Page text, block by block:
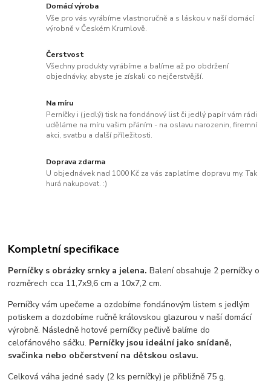
Domácí výroba
Vše pro vás vyrábíme vlastnoručně a s láskou v naší domácí
výrobně v Českém Krumlově.
Čerstvost
Všechny produkty vyrábíme a balíme až po obdržení
objednávky, abyste je získali co nejčerstvější.
Na míru
Perníčky i (jedlý) tisk na fondánový list či jedlý papír vám rádi
uděláme na míru vašim přáním - na oslavu narozenin, firemní
akci, svatbu a další příležitosti.
Doprava zdarma
U objednávek nad 1000 Kč za vás zaplatíme dopravu my. Tak
hurá nakupovat. :)
Kompletní specifikace
Perníčky s obrázky srnky a jelena. Balení obsahuje 2 perníčky o
rozměrech cca 11,7x9,6 cm a 10x7,2 cm.
Perníčky vám upečeme a ozdobíme fondánovým listem s jedlým
potiskem a dozdobíme ručně královskou glazurou v naší domácí
výrobně. Následně hotové perníčky pečlivě balíme do
celofánového sáčku. Perníčky jsou ideální jako snídaně,
svačinka nebo občerstvení na dětskou oslavu.
Celková váha jedné sady (2 ks perníčky) je přibližně 75 g.